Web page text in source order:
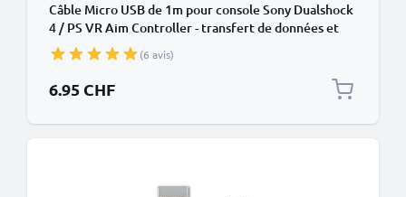
Câble Micro USB de 1m pour console Sony Dualshock
4 / PS VR Aim Controller - transfert de données et
charge 1A noir en PVC
(6 avis)
6.95 CHF